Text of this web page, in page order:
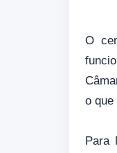
O
o que
Para